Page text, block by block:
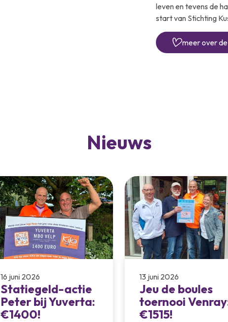
leven en tevens de
start van Stichting
meer over
Nieuws
16 juni 2026
Statiegeld-actie
Peter bij Yuverta:
€1400!
13 juni 2026
Jeu de boules
toernooi
€1515!